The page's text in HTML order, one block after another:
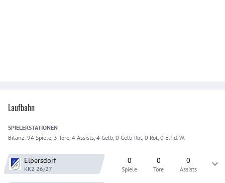
Laufbahn
SPIELERSTATIONEN
Bilanz: 94 Spiele, 3 Tore, 4 Assists, 4 Gelb, 0 Gelb-Rot, 0 Rot, 0 Elf d. W.
Elpersdorf
KK2 26/27
0
Spiele
0
Tore
0
Assists